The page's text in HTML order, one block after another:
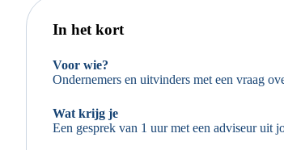
In het kort
Voor wie?
Ondernemers en uitvinders met een vraag
Wat krijg je
Een gesprek van 1 uur met een adviseur uit